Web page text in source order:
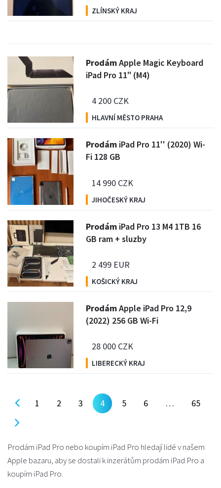
ZLÍNSKÝ KRAJ
ProdámApple Magic Keyboard
iPad Pro 11" (M4)
4 200 CZK
HLAVNÍ MĚSTO PRAHA
Prodám iPad Pro 11'' (2020) Wi-
Fi 128 GB
14 990 CZK
JIHOČESKÝ KRAJ
Prodám iPad Pro 13 M4 1TB 16
GB ram + sluzby
2 499 EUR
KOŠICKÝ KRAJ
ProdámApple iPad Pro 12,9
(2022) 256 GB Wi-Fi
28 000 CZK
LIBERECKÝ KRAJ
1 2 3 4 5 6 … 65
Prodám iPad Pro nebo koupím iPad Pro hledají lidé v našem
Apple bazaru, aby se dostali k inzerátům prodám iPad Pro a
koupím iPad Pro.